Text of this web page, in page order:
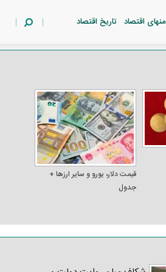
منهای اقتصاد تاریخ اقتصاد
قیمت دلار، یورو و سایر ارز‌ها +
جدول